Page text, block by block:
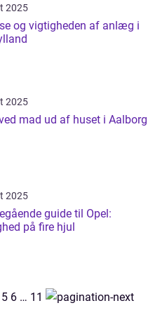
2025
og vigtigheden af anlæg i
2025
mad ud af huset i Aalborg
2025
guide til Opel:
på fire hjul
5 6 … 11